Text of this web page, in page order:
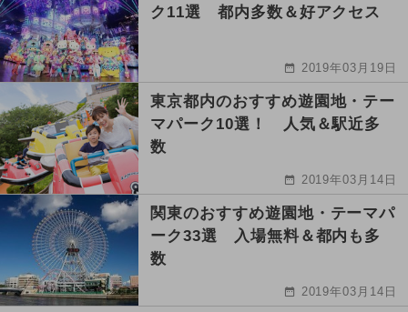
ク11選 都内多数＆好アクセス
2019年03月19日
東京都内のおすすめ遊園地・テー
マパーク10選！ 人気＆駅近多
数
2019年03月14日
関東のおすすめ遊園地・テーマパ
ーク33選 入場無料＆都内も多
数
2019年03月14日